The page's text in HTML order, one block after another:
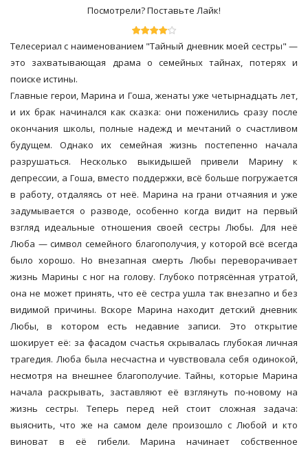
Посмотрели? Поставьте Лайк!
Телесериал с наименованием "Тайный дневник моей сестры" —
это захватывающая драма о семейных тайнах, потерях и
поиске истины.
Главные герои, Марина и Гоша, женаты уже четырнадцать лет,
и их брак начинался как сказка: они поженились сразу после
окончания школы, полные надежд и мечтаний о счастливом
будущем. Однако их семейная жизнь постепенно начала
разрушаться. Несколько выкидышей привели Марину к
депрессии, а Гоша, вместо поддержки, всё больше погружается
в работу, отдаляясь от неё. Марина на грани отчаяния и уже
задумывается о разводе, особенно когда видит на первый
взгляд идеальные отношения своей сестры Любы. Для неё
Люба — символ семейного благополучия, у которой всё всегда
было хорошо. Но внезапная смерть Любы переворачивает
жизнь Марины с ног на голову. Глубоко потрясённая утратой,
она не может принять, что её сестра ушла так внезапно и без
видимой причины. Вскоре Марина находит детский дневник
Любы, в котором есть недавние записи. Это открытие
шокирует её: за фасадом счастья скрывалась глубокая личная
трагедия. Люба была несчастна и чувствовала себя одинокой,
несмотря на внешнее благополучие. Тайны, которые Марина
начала раскрывать, заставляют её взглянуть по-новому на
жизнь сестры. Теперь перед ней стоит сложная задача:
выяснить, что же на самом деле произошло с Любой и кто
виноват в её гибели. Марина начинает собственное